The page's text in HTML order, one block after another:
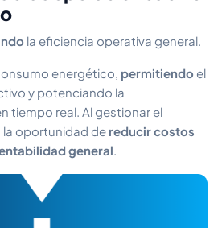
la eficiencia operativa general.
energético, permitiendo el
y potenciando la
tiempo real. Al gestionar el
oportunidad de reducir costos
general.